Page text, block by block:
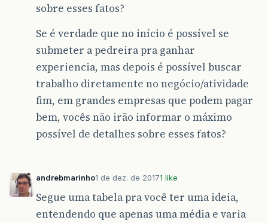
sobre esses fatos?
Se é verdade que no início é possível se
submeter a pedreira pra ganhar
experiencia, mas depois é possível buscar
trabalho diretamente no negócio/atividade
fim, em grandes empresas que podem pagar
bem, vocês não irão informar o máximo
possível de detalhes sobre esses fatos?
andrebmarinho1 de dez. de 20171 like
Segue uma tabela pra você ter uma ideia,
entendendo que apenas uma média e varia